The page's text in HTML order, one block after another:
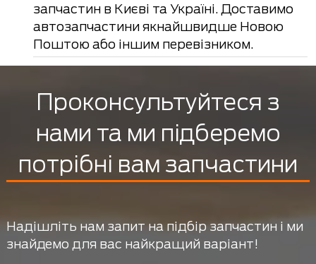
запчастин в Києві та Україні. Доставимо
автозапчастини якнайшвидше Новою
Поштою або іншим перевізником.
Проконсультуйтеся з
нами та ми підберемо
потрібні вам запчастини
Надішліть нам запит на підбір запчастин і ми
знайдемо для вас найкращий варіант!